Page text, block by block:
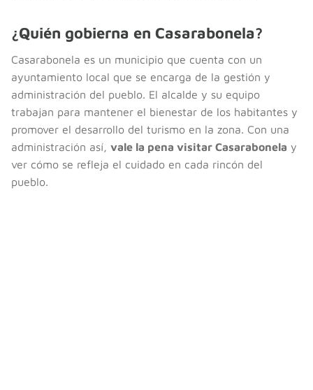
¿Quién gobierna en Casarabonela?
Casarabonela es un municipio que cuenta con un
ayuntamiento local que se encarga de la gestión y
administración del pueblo. El alcalde y su equipo
trabajan para mantener el bienestar de los habitantes y
promover el desarrollo del turismo en la zona. Con una
administración así, vale la pena visitar Casarabonela y
ver cómo se refleja el cuidado en cada rincón del
pueblo.